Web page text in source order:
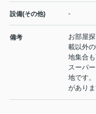
設備(その他) -
備考
お部屋
載以外
地集合
スーパ
地です
がありま